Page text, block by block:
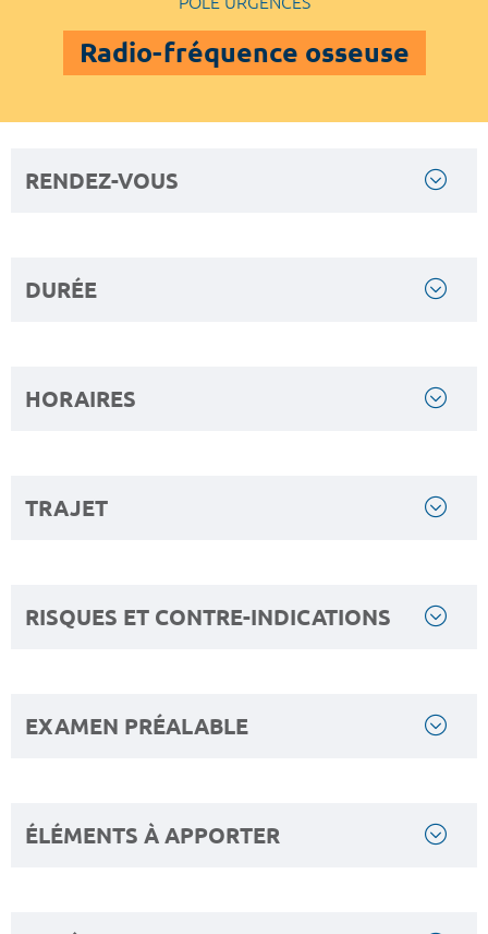
Radio-fréquence osseuse
RENDEZ-VOUS
DURÉE
HORAIRES
TRAJET
RISQUES ET CONTRE-INDICATIONS
EXAMEN PRÉALABLE
ÉLÉMENTS À APPORTER